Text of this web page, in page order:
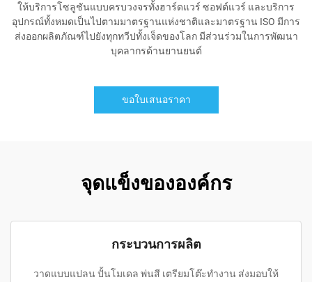
ให้บริการโซลูชันแบบครบวงจรทั้งฮาร์ดแวร์ ซอฟต์แวร์ และบริการ
อุปกรณ์ทั้งหมดเป็นไปตามมาตรฐานแห่งชาติและมาตรฐาน ISO มีการ
ส่งออกผลิตภัณฑ์ไปยังทุกทวีปทั้งเจ็ดของโลก มีส่วนร่วมในการพัฒนา
บุคลากรด้านยานยนต์
ขอใบเสนอราคา
จุดแข็งขององค์กร
กระบวนการผลิต
วาดแบบแปลน ปั้นโมเดล พ่นสี เตรียมโต๊ะทำงาน ส่งมอบให้